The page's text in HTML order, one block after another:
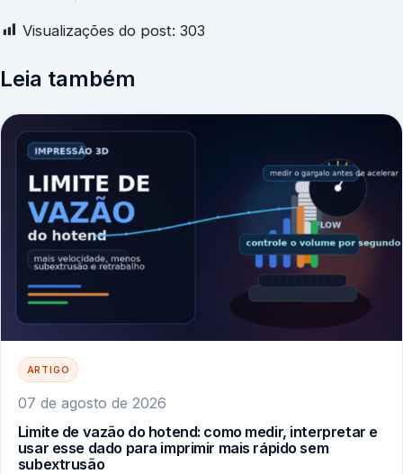
Visualizações do post: 303
Leia também
ARTIGO
07 de agosto de 2026
Limite de vazão do hotend: como medir, interpretar e
usar esse dado para imprimir mais rápido sem
subextrusão